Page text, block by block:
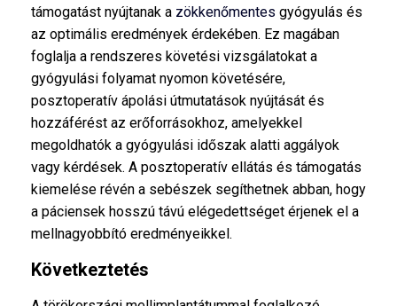
támogatást nyújtanak a zökkenőmentes gyógyulás és
az optimális eredmények érdekében. Ez magában
foglalja a rendszeres követési vizsgálatokat a
gyógyulási folyamat nyomon követésére,
posztoperatív ápolási útmutatások nyújtását és
hozzáférést az erőforrásokhoz, amelyekkel
megoldhatók a gyógyulási időszak alatti aggályok
vagy kérdések. A posztoperatív ellátás és támogatás
kiemelése révén a sebészek segíthetnek abban, hogy
a páciensek hosszú távú elégedettséget érjenek el a
mellnagyobbító eredményeikkel.
Következtetés